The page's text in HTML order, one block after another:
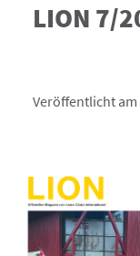
LION 7/
Veröffentlicht am